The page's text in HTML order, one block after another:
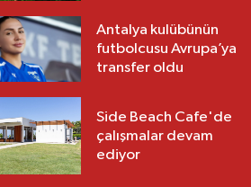
Antalya kulübünün
futbolcusu Avrupa’ya
transfer oldu
Side Beach Cafe'de
çalışmalar devam
ediyor